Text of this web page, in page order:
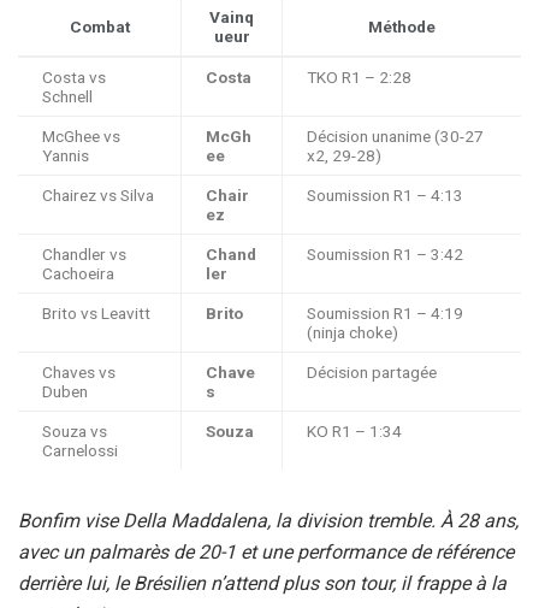
Combat
Vainq
ueur
Méthode
Costa vs
Schnell
Costa TKO R1 – 2:28
McGhee vs
Yannis
McGh
ee
Décision unanime (30-27
x2, 29-28)
Chairez vs Silva
Chair
ez
Soumission R1 – 4:13
Chandler vs
Cachoeira
Chand
ler
Soumission R1 – 3:42
Brito vs Leavitt Brito
Soumission R1 – 4:19
(ninja choke)
Chaves vs
Duben
Chave
s
Décision partagée
Souza vs
Carnelossi
Souza KO R1 – 1:34
Bonfim vise Della Maddalena, la division tremble. À 28 ans,
avec un palmarès de 20-1 et une performance de référence
derrière lui, le Brésilien n’attend plus son tour, il frappe à la